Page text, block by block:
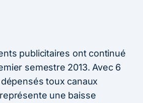
publicitaires ont continué
semestre 2013. Avec 6
toux canaux
une baisse